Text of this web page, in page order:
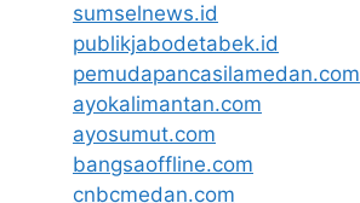
sumselnews.id
publikjabodetabek.id
pemudapancasilamedan.com
ayokalimantan.com
ayosumut.com
bangsaoffline.com
cnbcmedan.com